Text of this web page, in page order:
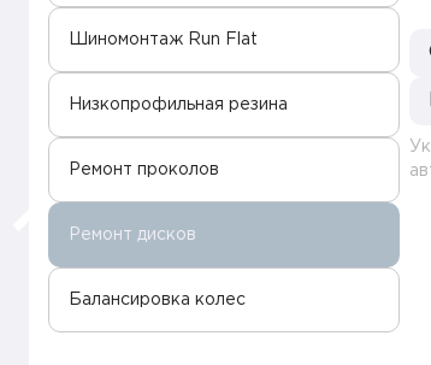
Шиномонтаж Run Flat
Низкопрофильная резина
Ремонт проколов
Ремонт дисков
Балансировка колес